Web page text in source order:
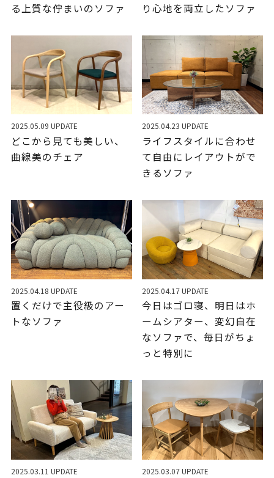
る上質な佇まいのソファ
り心地を両立したソファ
2025.05.09 UPDATE
どこから見ても美しい、
曲線美のチェア
2025.04.23 UPDATE
ライフスタイルに合わせ
て自由にレイアウトがで
きるソファ
2025.04.18 UPDATE
置くだけで主役級のアー
トなソファ
2025.04.17 UPDATE
今日はゴロ寝、明日はホ
ームシアター、変幻自在
なソファで、毎日がちょ
っと特別に
2025.03.11 UPDATE 2025.03.07 UPDATE